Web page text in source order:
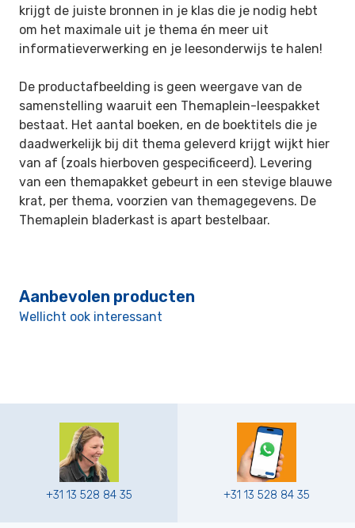
krijgt de juiste bronnen in je klas die je nodig hebt
om het maximale uit je thema én meer uit
informatieverwerking en je leesonderwijs te halen!
De productafbeelding is geen weergave van de
samenstelling waaruit een Themaplein-leespakket
bestaat. Het aantal boeken, en de boektitels die je
daadwerkelijk bij dit thema geleverd krijgt wijkt hier
van af (zoals hierboven gespecificeerd). Levering
van een themapakket gebeurt in een stevige blauwe
krat, per thema, voorzien van themagegevens. De
Themaplein bladerkast is apart bestelbaar.
Aanbevolen producten
Wellicht ook interessant
+31 13 528 84 35 +31 13 528 84 35